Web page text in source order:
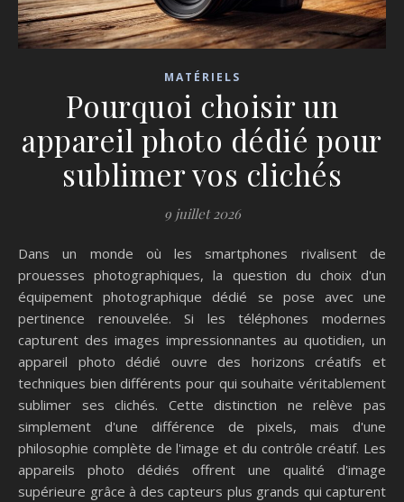
MATÉRIELS
Pourquoi choisir un
appareil photo dédié pour
sublimer vos clichés
9 juillet 2026
Dans un monde où les smartphones rivalisent de
prouesses photographiques, la question du choix d'un
équipement photographique dédié se pose avec une
pertinence renouvelée. Si les téléphones modernes
capturent des images impressionnantes au quotidien, un
appareil photo dédié ouvre des horizons créatifs et
techniques bien différents pour qui souhaite véritablement
sublimer ses clichés. Cette distinction ne relève pas
simplement d'une différence de pixels, mais d'une
philosophie complète de l'image et du contrôle créatif. Les
appareils photo dédiés offrent une qualité d'image
supérieure grâce à des capteurs plus grands qui capturent